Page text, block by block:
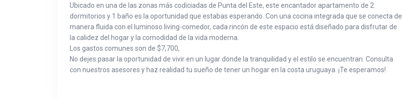
Ubicado en una de las zonas más codiciadas de Punta del Este, este encantador apartamento de 2
dormitorios y 1 baño es la oportunidad que estabas esperando. Con una cocina integrada que se conecta de
manera fluida con el luminoso living-comedor, cada rincón de este espacio está diseñado para disfrutar de
la calidez del hogar y la comodidad de la vida moderna.
Los gastos comunes son de $7,700,
No dejes pasar la oportunidad de vivir en un lugar donde la tranquilidad y el estilo se encuentran. Consulta
con nuestros asesores y haz realidad tu sueño de tener un hogar en la costa uruguaya. ¡Te esperamos!